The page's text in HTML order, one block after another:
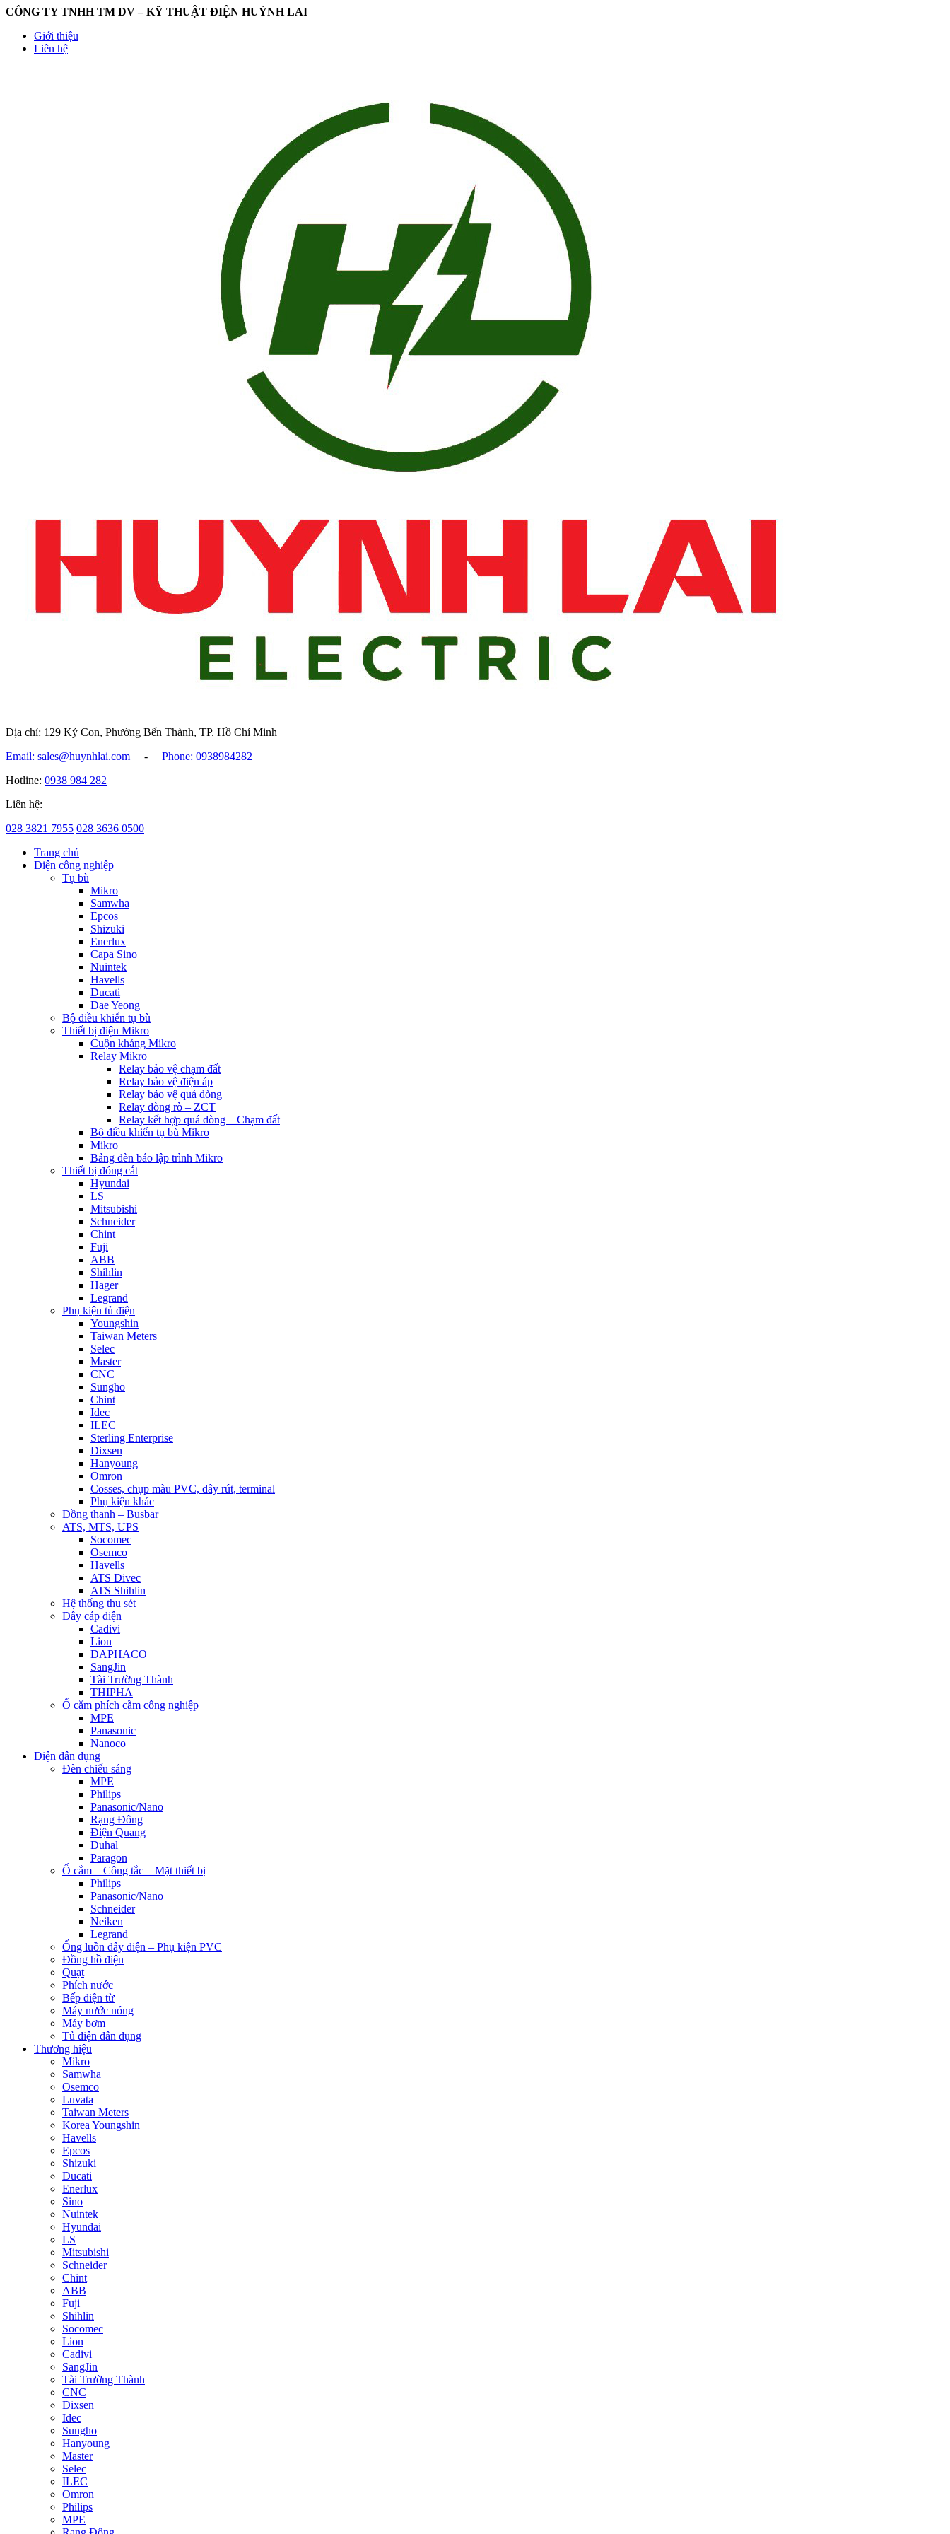
CÔNG TY TNHH TM DV – KỸ THUẬT ĐIỆN HUỲNH LAI
Giới thiệu
Liên hệ
Địa chỉ: 129 Ký Con, Phường Bến Thành, TP. Hồ Chí Minh
Email: sales@huynhlai.com
-
Phone: 0938984282
Hotline: 0938 984 282
Liên hệ:
028 3821 7955 028 3636 0500
Trang chủ
Điện công nghiệp
Tụ bù
Mikro
Samwha
Epcos
Shizuki
Enerlux
Capa Sino
Nuintek
Havells
Ducati
Dae Yeong
Bộ điều khiển tụ bù
Thiết bị điện Mikro
Cuộn kháng Mikro
Relay Mikro
Relay bảo vệ chạm đất
Relay bảo vệ điện áp
Relay bảo vệ quá dòng
Relay dòng rò – ZCT
Relay kết hợp quá dòng – Chạm đất
Bộ điều khiển tụ bù Mikro
Mikro
Bảng đèn báo lập trình Mikro
Thiết bị đóng cắt
Hyundai
LS
Mitsubishi
Schneider
Chint
Fuji
ABB
Shihlin
Hager
Legrand
Phụ kiện tủ điện
Youngshin
Taiwan Meters
Selec
Master
CNC
Sungho
Chint
Idec
ILEC
Sterling Enterprise
Dixsen
Hanyoung
Omron
Cosses, chụp màu PVC, dây rút, terminal
Phụ kiện khác
Đồng thanh – Busbar
ATS, MTS, UPS
Socomec
Osemco
Havells
ATS Divec
ATS Shihlin
Hệ thống thu sét
Dây cáp điện
Cadivi
Lion
DAPHACO
SangJin
Tài Trường Thành
THIPHA
Ổ cắm phích cắm công nghiệp
MPE
Panasonic
Nanoco
Điện dân dụng
Đèn chiếu sáng
MPE
Philips
Panasonic/Nano
Rạng Đông
Điện Quang
Duhal
Paragon
Ổ cắm – Công tắc – Mặt thiết bị
Philips
Panasonic/Nano
Schneider
Neiken
Legrand
Ống luồn dây điện – Phụ kiện PVC
Đồng hồ điện
Quạt
Phích nước
Bếp điện từ
Máy nước nóng
Máy bơm
Tủ điện dân dụng
Thương hiệu
Mikro
Samwha
Osemco
Luvata
Taiwan Meters
Korea Youngshin
Havells
Epcos
Shizuki
Ducati
Enerlux
Sino
Nuintek
Hyundai
LS
Mitsubishi
Schneider
Chint
ABB
Fuji
Shihlin
Socomec
Lion
Cadivi
SangJin
Tài Trường Thành
CNC
Dixsen
Idec
Sungho
Hanyoung
Master
Selec
ILEC
Omron
Philips
MPE